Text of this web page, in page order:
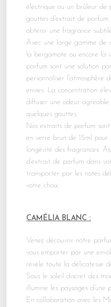
électrique ou un brûleur de
gouttes d’extrait de parfum
obtenir une fragrance
Avec une large gamme de
la bergamote ou encore la
parfum sont une solution
personnaliser l’atmosphère
envies. La concentration
diffuser une odeur
quelques gouttes.
Nos extraits de parfum
en verre brun de 15ml
longévité des fragrances.
d’extrait de parfum dans
transporter par les notes
votre choix.
CAMÉLIA BLANC :
Venez découvrir notre
vous emporter par une
révèle toute la délicatesse
Sous le soleil discret des
illumine les paysages d’une
En collaboration avec les